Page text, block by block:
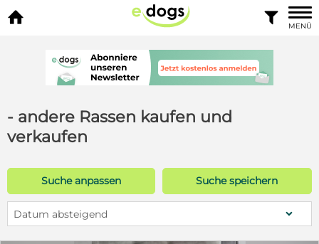
 
MENÜ
- andere Rassen kaufen und
verkaufen
Suche anpassen Suche speichern
Datum absteigend